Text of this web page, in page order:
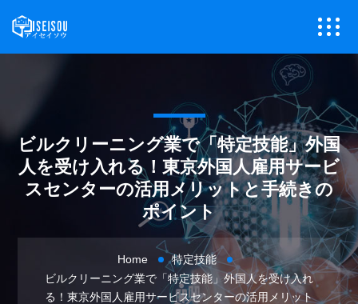
ビルクリーニング業で「特定技能」外国
人を受け入れる！東京外国人雇用サービ
スセンターの活用メリットと手続きの
ポイント
Home
特定技能
ビルクリーニング業で「特定技能」外国人を受け入れ
る！東京外国人雇用サービスセンターの活用メリット